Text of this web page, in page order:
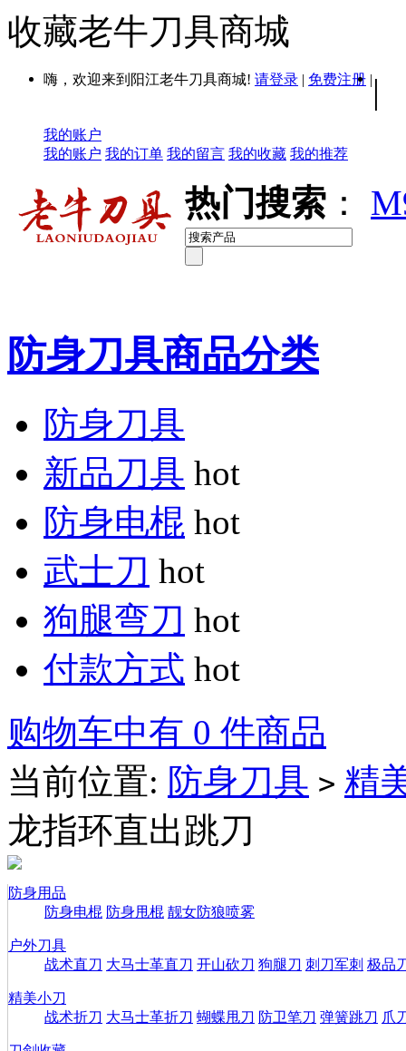
收藏老牛刀具商城
嗨，欢迎来到阳江老牛刀具商城! 请登录 | 免费注册 | |
我的账户
我的账户 我的订单 我的留言 我的收藏 我的推荐
热门搜索 ：
防身刀具商品分类
防身刀具
新品刀具 hot
防身电棍 hot
武士刀 hot
狗腿弯刀 hot
付款方式 hot
购物车中有 0 件商品
当前位置: 防身刀具 > 精
龙指环直出跳刀
防身用品
防身电棍 防身甩棍 靓女防狼喷雾
户外刀具
战术直刀 大马士革直刀 开山砍刀 狗腿刀 刺刀军刺 极品
精美小刀
战术折刀 大马士革折刀 蝴蝶甩刀 防卫笔刀 弹簧跳刀 爪